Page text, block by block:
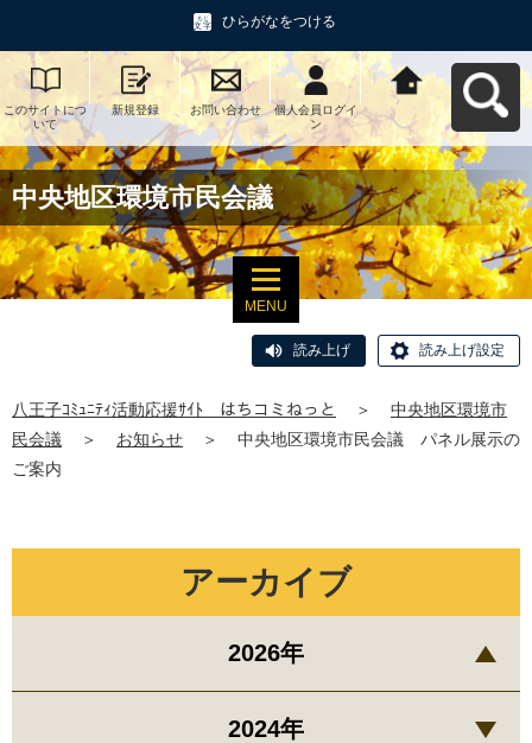
ひらがなをつける
このサイトにつ
いて
新規登録 お問い合わせ
個人会員ログイ
ン
八王子ｺﾐｭﾆﾃｨ活
動応援ｻｲﾄ はち
コミねっとへ戻
る
中央地区環境市民会議
MENU
読み上げ 読み上げ設定
八王子ｺﾐｭﾆﾃｨ活動応援ｻｲﾄ はちコミねっと ＞
中央地区環境市
民会議
＞ お知らせ ＞
中央地区環境市民会議 パネル展示の
ご案内
アーカイブ
2026年
2024年